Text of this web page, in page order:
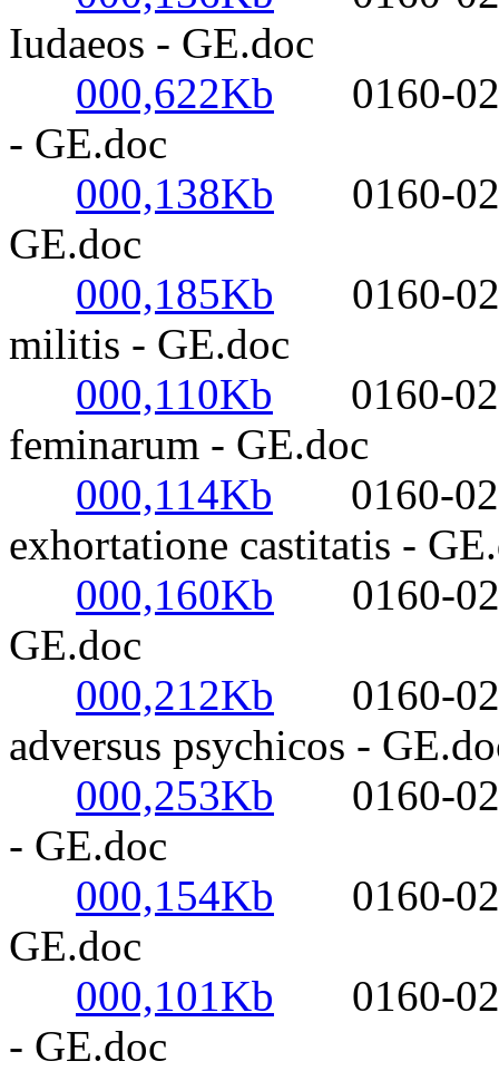
Iudaeos - GE.doc
000,622Kb 0160-
- GE.doc
000,138Kb 0160-
GE.doc
000,185Kb 0160-
militis - GE.doc
000,110Kb 0160-
feminarum - GE.doc
000,114Kb 0160-
exhortatione castitatis -
000,160Kb 0160-
GE.doc
000,212Kb 0160-
adversus psychicos -
000,253Kb 0160-
- GE.doc
000,154Kb 0160-
GE.doc
000,101Kb 0160-
- GE.doc